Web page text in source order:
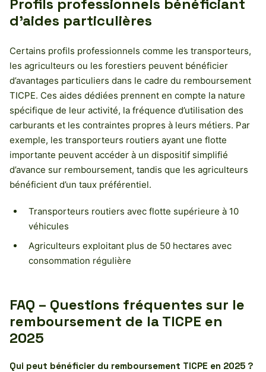
Profils professionnels bénéficiant
d’aides particulières
Certains profils professionnels comme les transporteurs,
les agriculteurs ou les forestiers peuvent bénéficier
d’avantages particuliers dans le cadre du remboursement
TICPE. Ces aides dédiées prennent en compte la nature
spécifique de leur activité, la fréquence d’utilisation des
carburants et les contraintes propres à leurs métiers. Par
exemple, les transporteurs routiers ayant une flotte
importante peuvent accéder à un dispositif simplifié
d’avance sur remboursement, tandis que les agriculteurs
bénéficient d’un taux préférentiel.
Transporteurs routiers avec flotte supérieure à 10
véhicules
Agriculteurs exploitant plus de 50 hectares avec
consommation régulière
FAQ – Questions fréquentes sur le
remboursement de la TICPE en
2025
Qui peut bénéficier du remboursement TICPE en 2025 ?